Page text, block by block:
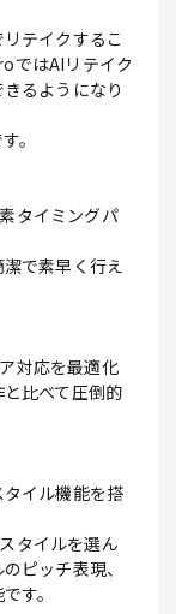
テイクするこ
ではAIリテイク
るようになり
。
タイミングパ
で素早く行え
対応を最適化
比べて圧倒的
イル機能を搭
タイルを選ん
ピッチ表現、
す。